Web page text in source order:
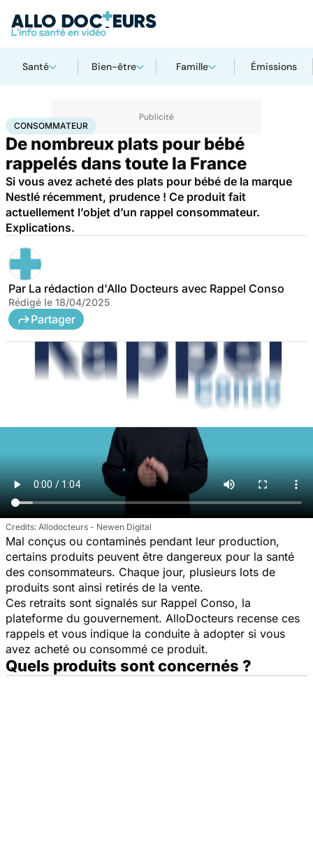
Santé Bien-être Famille Émissions
AccueilSantéConsommateur
CONSOMMATEUR
De nombreux plats pour bébé
rappelés dans toute la France
Si vous avez acheté des plats pour bébé de la marque
Nestlé récemment, prudence ! Ce produit fait
actuellement l’objet d’un rappel consommateur.
Explications.
Par La rédaction d'Allo Docteurs avec Rappel Conso
Rédigé le 18/04/2025
Partager
Allodocteurs - Newen Digital
Mal conçus ou contaminés pendant leur production,
certains produits peuvent être dangereux pour la santé
des consommateurs. Chaque jour, plusieurs lots de
produits sont ainsi retirés de la vente.
Ces retraits sont signalés sur Rappel Conso, la
plateforme du gouvernement. AlloDocteurs recense ces
rappels et vous indique la conduite à adopter si vous
avez acheté ou consommé ce produit.
Quels produits sont concernés ?